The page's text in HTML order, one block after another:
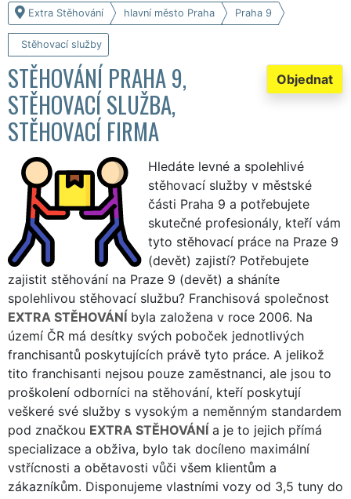
Extra Stěhování hlavní město Praha Praha 9
Stěhovací služby
Objednat
STĚHOVÁNÍ PRAHA 9,
STĚHOVACÍ SLUŽBA,
STĚHOVACÍ FIRMA
Hledáte levné a spolehlivé
stěhovací služby v městské
části Praha 9 a potřebujete
skutečné profesionály, kteří vám
tyto stěhovací práce na Praze 9
(devět) zajistí? Potřebujete
zajistit stěhování na Praze 9 (devět) a sháníte
spolehlivou stěhovací službu? Franchisová společnost
EXTRA STĚHOVÁNÍ byla založena v roce 2006. Na
území ČR má desítky svých poboček jednotlivých
franchisantů poskytujících právě tyto práce. A jelikož
tito franchisanti nejsou pouze zaměstnanci, ale jsou to
proškolení odborníci na stěhování, kteří poskytují
veškeré své služby s vysokým a neměnným standardem
pod značkou EXTRA STĚHOVÁNÍ a je to jejich přímá
specializace a obživa, bylo tak docíleno maximální
vstřícnosti a obětavosti vůči všem klientům a
zákazníkům. Disponujeme vlastními vozy od 3,5 tuny do